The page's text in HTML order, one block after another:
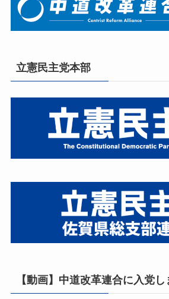
立憲民主党本部
【動画】中道改革連合に入党し